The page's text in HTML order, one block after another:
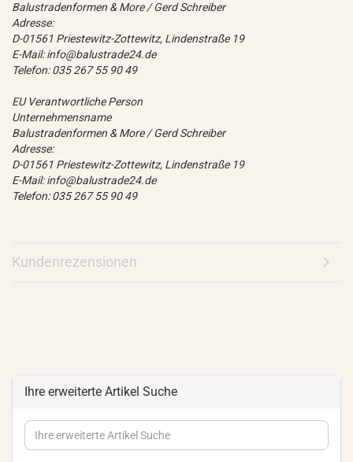
Balustradenformen & More / Gerd Schreiber
Adresse:
D-01561 Priestewitz-Zottewitz, Lindenstraße 19
E-Mail: info@balustrade24.de
Telefon: 035 267 55 90 49
EU Verantwortliche Person
Unternehmensname
Balustradenformen & More / Gerd Schreiber
Adresse:
D-01561 Priestewitz-Zottewitz, Lindenstraße 19
E-Mail: info@balustrade24.de
Telefon: 035 267 55 90 49
Kundenrezensionen
Ihre erweiterte Artikel Suche
Ihre
erweiterte